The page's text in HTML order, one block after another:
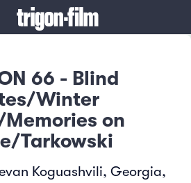
66 - Blind
Winter
on
Tarkowski
Koguashvili, Georgia,